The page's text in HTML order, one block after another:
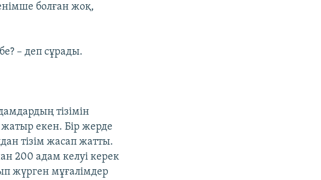
болған жоқ,
– деп сұрады.
тізімін
жатыр екен. Бір жерде
тізім жасап жатты.
200 адам келуі керек
жүрген мұғалімдер